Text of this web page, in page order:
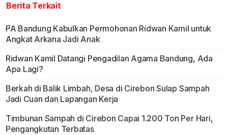
Berita Terkait
PA Bandung Kabulkan Permohonan Ridwan Kamil untuk
Angkat Arkana Jadi Anak
Ridwan Kamil Datangi Pengadilan Agama Bandung, Ada
Apa Lagi?
Berkah di Balik Limbah, Desa di Cirebon Sulap Sampah
Jadi Cuan dan Lapangan Kerja
Timbunan Sampah di Cirebon Capai 1.200 Ton Per Hari,
Pengangkutan Terbatas